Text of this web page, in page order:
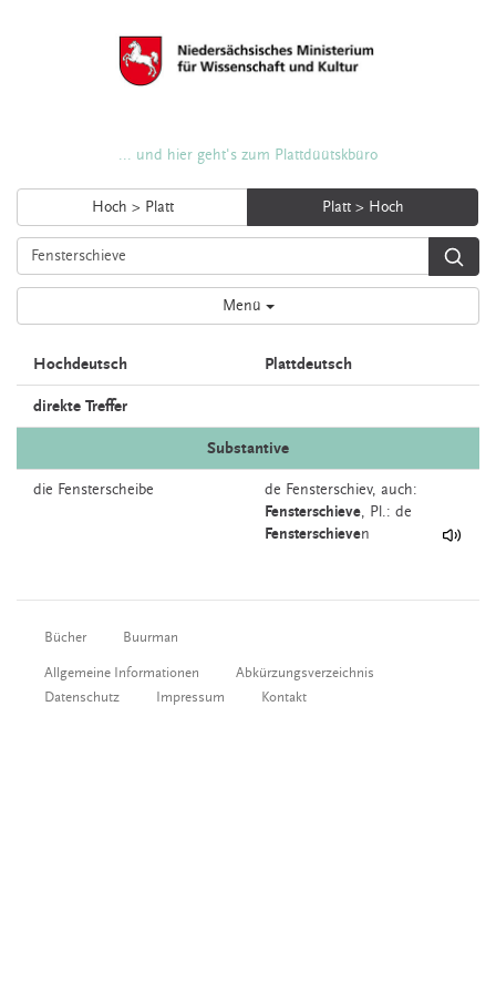
... und hier geht's zum Plattdüütskbüro
Hoch > Platt Platt > Hoch
Menü
Hochdeutsch Plattdeutsch
direkte Treffer
Substantive
die Fensterscheibe de Fensterschiev, auch:
Fensterschieve, Pl.: de
Fensterschieven
Bücher Buurman
Allgemeine Informationen
Abkürzungsverzeichnis
Datenschutz
Impressum Kontakt